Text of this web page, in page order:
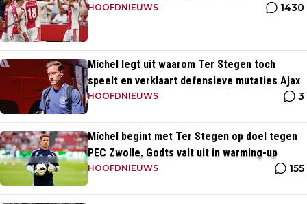
HOOFDNIEUWS 1430
Míchel legt uit waarom Ter Stegen toch
speelt en verklaart defensieve mutaties Ajax
HOOFDNIEUWS 3
Míchel begint met Ter Stegen op doel tegen
PEC Zwolle, Godts valt uit in warming-up
HOOFDNIEUWS 155